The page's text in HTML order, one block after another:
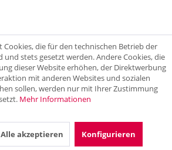
Cookies, die für den technischen Betrieb der
und stets gesetzt werden. Andere Cookies, die
dieser Website erhöhen, der Direktwerbung
mit anderen Websites und sozialen
sollen, werden nur mit Ihrer Zustimmung
Mehr Informationen
Alle akzeptieren Konfigurieren